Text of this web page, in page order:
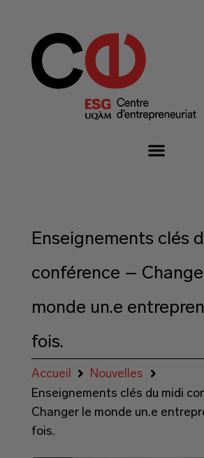
Enseignements clés
conférence –
monde un.e
fois.
Accueil
Nouvelles
Enseignements clés du midi
Changer le monde un.e
fois.